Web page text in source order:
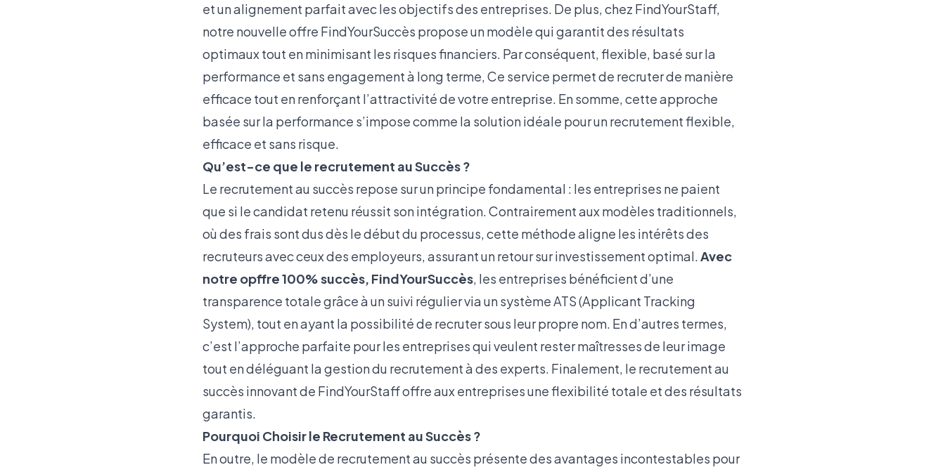
et un alignement parfait avec les objectifs des entreprises. De plus, chez FindYourStaff,
notre nouvelle offre FindYourSuccès propose un modèle qui garantit des résultats
optimaux tout en minimisant les risques financiers. Par conséquent, flexible, basé sur la
performance et sans engagement à long terme, Ce service permet de recruter de manière
efficace tout en renforçant l’attractivité de votre entreprise. En somme, cette approche
basée sur la performance s’impose comme la solution idéale pour un recrutement flexible,
efficace et sans risque.
Qu’est-ce que le recrutement au Succès ?
Le recrutement au succès repose sur un principe fondamental : les entreprises ne paient
que si le candidat retenu réussit son intégration. Contrairement aux modèles traditionnels,
où des frais sont dus dès le début du processus, cette méthode aligne les intérêts des
recruteurs avec ceux des employeurs, assurant un retour sur investissement optimal.Avec
notre opffre 100% succès, FindYourSuccès, les entreprises bénéficient d’une
transparence totale grâce à un suivi régulier via un système ATS (Applicant Tracking
System), tout en ayant la possibilité de recruter sous leur propre nom. En d’autres termes,
c’est l’approche parfaite pour les entreprises qui veulent rester maîtresses de leur image
tout en déléguant la gestion du recrutement à des experts. Finalement, le recrutement au
succès innovant de FindYourStaff offre aux entreprises une flexibilité totale et des résultats
garantis.
Pourquoi Choisir le Recrutement au Succès ?
En outre, le modèle de recrutement au succès présente des avantages incontestables pour